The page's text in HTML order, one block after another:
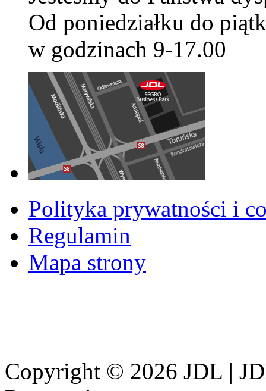
Od poniedziałku do
w godzinach 9-17.00
Polityka prywatności i
Regulamin
Mapa strony
Copyright © 2026 JDL |